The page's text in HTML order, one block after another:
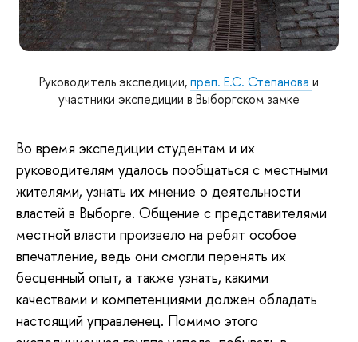
Руководитель экспедиции,преп. Е.С. Степанова и
участники экспедиции в Выборгском замке
Во время экспедиции студентам и их
руководителям удалось пообщаться с местными
жителями, узнать их мнение о деятельности
властей в Выборге. Общение с представителями
местной власти произвело на ребят особое
впечатление, ведь они смогли перенять их
бесценный опыт, а также узнать, какими
качествами и компетенциями должен обладать
настоящий управленец. Помимо этого